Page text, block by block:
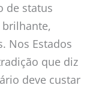
de status
Nos Estados
que diz
deve custar